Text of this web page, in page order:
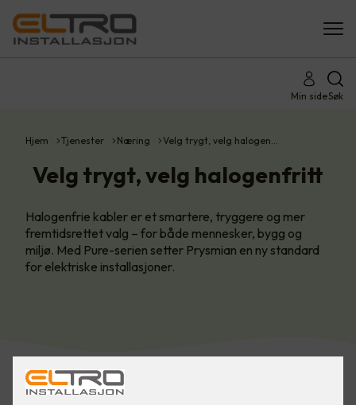
Min sideSøk
Hjem Tjenester Næring Velg trygt, velg halogen…
Velg trygt, velg halogenfritt
Halogenfrie kabler er et smartere, tryggere og mer
fremtidsrettet valg – for både mennesker, bygg og
miljø. Med Pure-serien setter Prysmian en ny standard
for elektriske installasjoner.